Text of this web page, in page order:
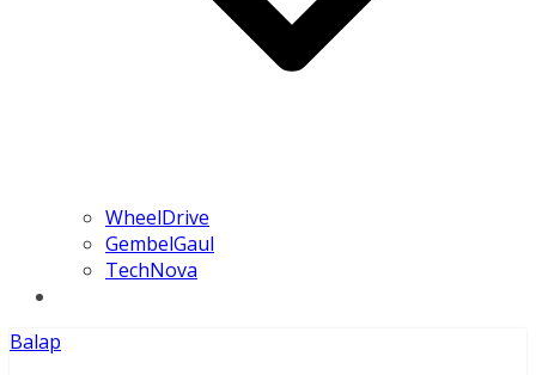
WheelDrive
GembelGaul
TechNova
Balap